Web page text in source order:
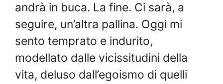
andrà in buca. La fine. Ci sarà, a
seguire, un’altra pallina. Oggi mi
sento temprato e indurito,
modellato dalle vicissitudini della
vita, deluso dall’egoismo di quelli